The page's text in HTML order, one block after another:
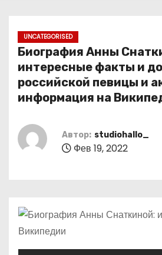
UNCATEGORISED
Биография Анны
интересные факты и
российской певицы и
информация на
Автор: studiohallo_
Фев 19, 2022